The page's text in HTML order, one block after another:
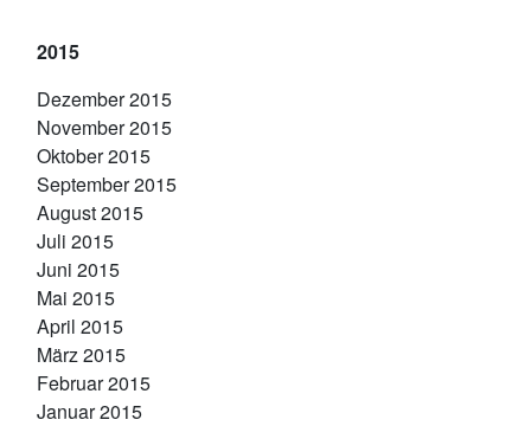
2015
Dezember 2015
November 2015
Oktober 2015
September 2015
August 2015
Juli 2015
Juni 2015
Mai 2015
April 2015
März 2015
Februar 2015
Januar 2015